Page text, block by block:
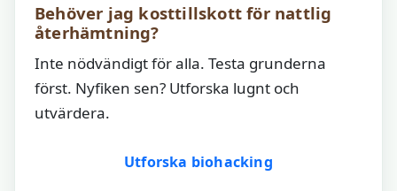
Behöver jag kosttillskott för nattlig
återhämtning?
Inte nödvändigt för alla. Testa grunderna
först. Nyfiken sen? Utforska lugnt och
utvärdera.
Utforska biohacking